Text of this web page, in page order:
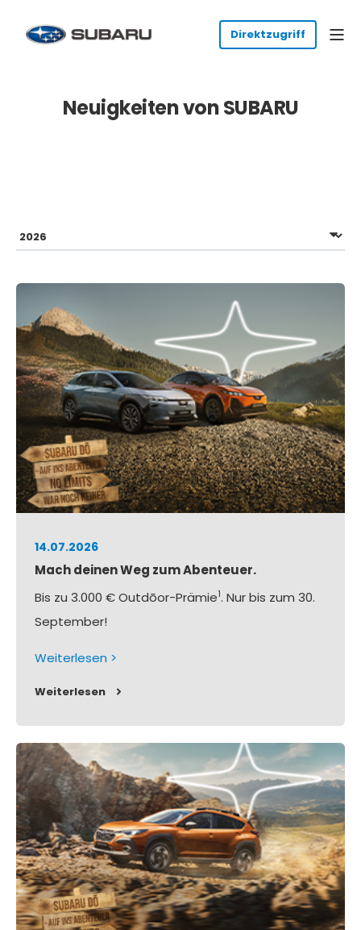
Neuigkeiten von SUBARU
14.07.2026
Mach deinen Weg zum Abenteuer.
Bis zu 3.000 € Outdōor-Prämie1. Nur bis zum 30.
September!
Weiterlesen >
Weiterlesen